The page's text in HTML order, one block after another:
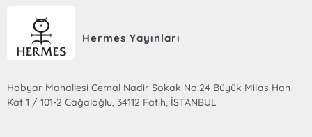
Hermes Yayınları
Hobyar Mahallesi Cemal Nadir Sokak No:24 Büyük Milas Han
Kat 1 / 101-2 Cağaloğlu, 34112 Fatih, İSTANBUL